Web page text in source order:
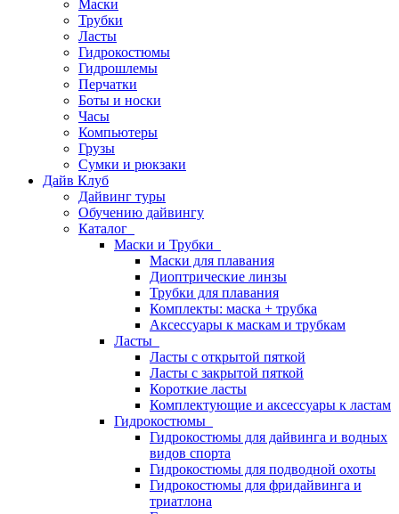
Маски
Трубки
Ласты
Гидрокостюмы
Гидрошлемы
Перчатки
Боты и носки
Часы
Компьютеры
Грузы
Сумки и рюкзаки
Дайв Клуб
Дайвинг туры
Обучению дайвингу
Каталог
Маски и Трубки
Маски для плавания
Диоптрические линзы
Трубки для плавания
Комплекты: маска + трубка
Аксессуары к маскам и трубкам
Ласты
Ласты с открытой пяткой
Ласты с закрытой пяткой
Короткие ласты
Комплектующие и аксессуары к ластам
Гидрокостюмы
Гидрокостюмы для дайвинга и водных
видов спорта
Гидрокостюмы для подводной охоты
Гидрокостюмы для фридайвинга и
триатлона